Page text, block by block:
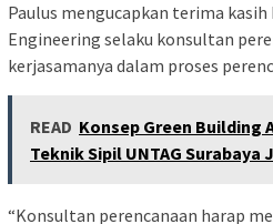
Paulus mengucapkan terima kasih
Engineering selaku konsultan
kerjasamanya dalam proses
READ Konsep Green Building
Teknik Sipil UNTAG Surabaya
“Konsultan perencanaan harap